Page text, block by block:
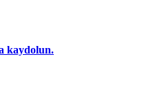
kaydolun.